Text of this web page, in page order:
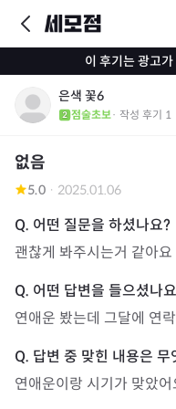
이 후기는 광고가
은색 꽃6
점술초보· 작성 후기 1
없음
5.0 · 2025.01.06
괜찮게 봐주시는거 같아
연애운 봤는데 그달에 연
연애운이랑 시기가 맞았